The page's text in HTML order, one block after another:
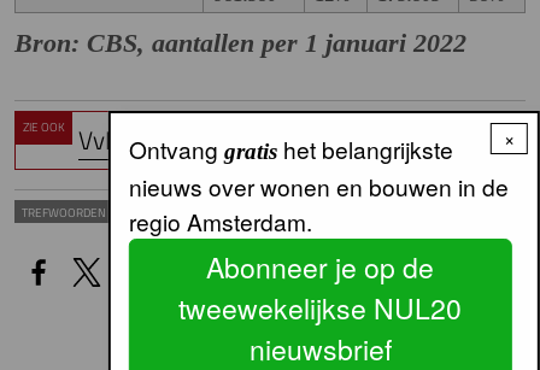
Bron: CBS, aantallen per 1 januari 2022
ZIE OOK VvE-onderzoek CBS van 20-12-2023
TREFWOORDEN WONINGCORPORATIES
×
Ontvang gratishet belangrijkste
nieuws over wonen en bouwen in de
regio Amsterdam.
Abonneer je op de
tweewekelijkse NUL20
nieuwsbrief